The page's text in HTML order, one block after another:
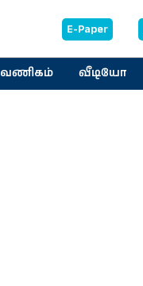
E-Paper
வணிகம் வீடியோ